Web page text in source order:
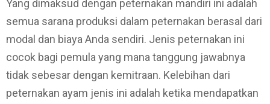
Yang dimaksud dengan peternakan mandiri ini adalah
semua sarana produksi dalam peternakan berasal dari
modal dan biaya Anda sendiri. Jenis peternakan ini
cocok bagi pemula yang mana tanggung jawabnya
tidak sebesar dengan kemitraan. Kelebihan dari
peternakan ayam jenis ini adalah ketika mendapatkan